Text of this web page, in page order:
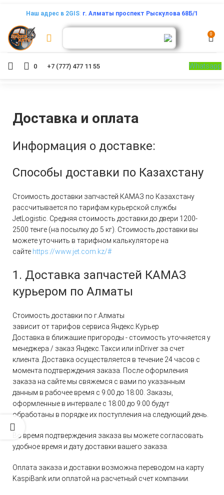
Наш адрес в 2GIS: г. Алматы проспект Рыскулова 68Б/1
0
0 +7 (777) 477 11 55 Whatsapp
Доставка и оплата
Информация о доставке:
Способы доставки по Казахстану
Стоимость доставки запчастей КАМАЗ по Казахстану
рассчитывается по тарифам курьерской службы
JetLogistic. Средняя стоимость доставки до двери 1200-
2500 тенге (на посылку до 5 кг). Стоимость доставки вы
можете уточнить в тарифном калькуляторе на
сайте https://www.jet.com.kz/#
1. Доставка запчастей КАМАЗ
курьером по Алматы
Стоимость доставки по г.Алматы
зависит от тарифов сервиса Яндекс.Курьер
Доставка в ближашие пригороды - стоимость уточняется у
менеджера / заказ Яндекс.Такси или inDriver за счет
клиента. Доставка осуществляется в течение 24 часов с
момента подтверждения заказа. После оформления
заказа на сайте мы свяжемся с вами по указанным
данным в рабочее время с 9:00 до 18:00. Заказы,
оформленные в интервале с 18:00 до 9:00 будут
обработаны в порядке их поступления на следующий день.
Во время подтверждения заказа вы можете согласовать
удобное время и дату доставки вашего заказа.
Оплата заказа и доставки возможна переводом на карту
KaspiBank или оплатой на расчетный счет компании.